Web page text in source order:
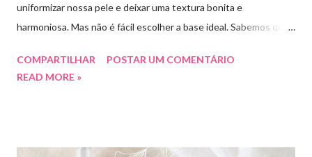
uniformizar nossa pele e deixar uma textura bonita e
harmoniosa. Mas não é fácil escolher a base ideal. Sabemos que
hoje eu trouxe uma top lista com 10 bases nacionais com ótimo
COMPARTILHAR
POSTAR UM COMENTÁRIO
READ MORE »